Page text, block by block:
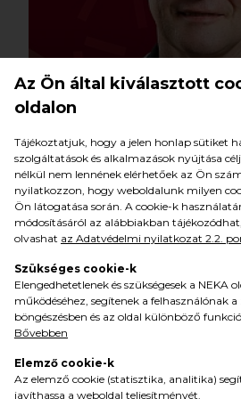
LÁSZLÓ POLGÁR
LÁSZLÓ POLGÁR
masseur
BENJÁMIN FÜLÖP
Az Ön által kiválasztott
oldalon
Tájékoztatjuk, hogy a jelen honlap sütiket
szolgáltatások és alkalmazások nyújtása
nélkül nem lennének elérhetőek az Ön
nyilatkozzon, hogy weboldalunk milyen
Ön látogatása során. A cookie-k
módosításáról az alábbiakban
olvashat az Adatvédelmi nyilatkozat 2.2.
Szükséges cookie-k
Elengedhetetlenek és szükségesek a NEKA
működéséhez, segítenek a felhasználónak
böngészésben és az oldal különböző
Bővebben
Elemző cookie-k
Az elemző cookie (statisztika, analitika)
javíthassa a weboldal teljesítményét.